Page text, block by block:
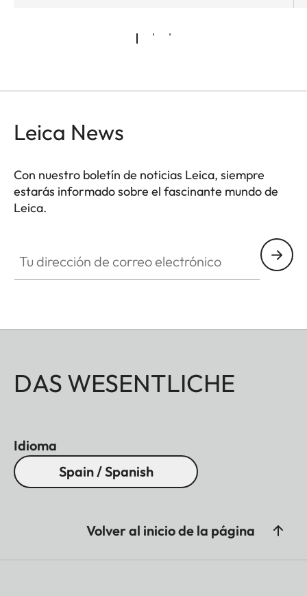
Leica News
Con nuestro boletín de noticias Leica, siempre
estarás informado sobre el fascinante mundo de
Leica.
DAS WESENTLICHE
Idioma
Spain / Spanish
Volver al inicio de la página